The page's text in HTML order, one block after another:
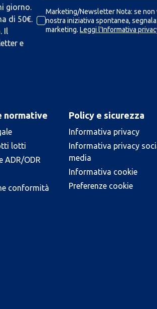
giorno.
di 50€.
Il
e
Marketing/Newsletter Nota: se non
nostra iniziativa spontanea,
marketing. Leggi l'Informativa
normative
lotti
ADR/ODR
conformità
Policy e sicurezza
Informativa privacy
Informativa privacy
media
Informativa cookie
Preferenze cookie